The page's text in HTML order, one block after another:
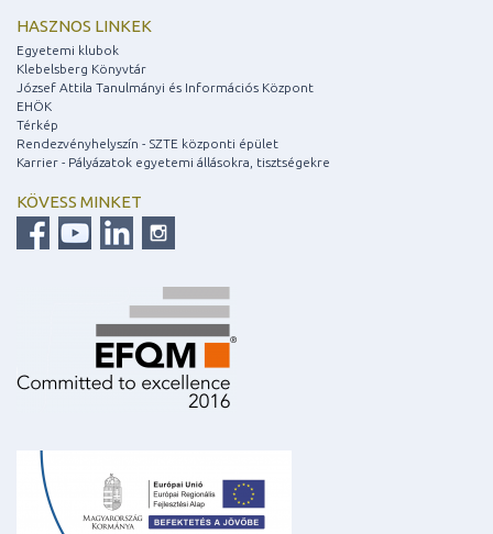
HASZNOS LINKEK
Egyetemi klubok
Klebelsberg Könyvtár
József Attila Tanulmányi és Információs Központ
EHÖK
Térkép
Rendezvényhelyszín - SZTE központi épület
Karrier - Pályázatok egyetemi állásokra, tisztségekre
KÖVESS MINKET